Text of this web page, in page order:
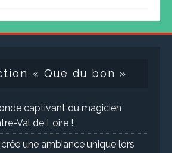
« Que du bon »
captivant du magicien
Val de Loire !
une ambiance unique lors